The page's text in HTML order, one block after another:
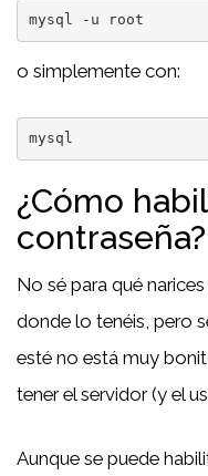
mysql -u root
o simplemente con:
mysql
¿Cómo
contraseña?
No sé para qué
donde lo tenéis, pero
esté no está muy
tener el servidor (y el
Aunque se puede